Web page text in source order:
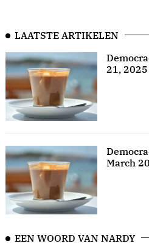
LAATSTE ARTIKELEN
21, 2025
March
EEN WOORD VAN NARDY